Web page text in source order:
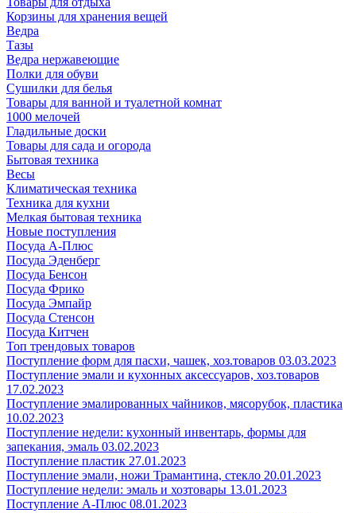
Корзины для хранения вещей
Ведра
Тазы
Ведра нержавеющие
Полки для обуви
Сушилки для белья
Товары для ванной и туалетной комнат
1000 мелочей
Гладильные доски
Товары для сада и огорода
Бытовая техника
Весы
Климатическая техника
Техника для кухни
Мелкая бытовая техника
Новые поступления
Посуда А-Плюс
Посуда Эденберг
Посуда Бенсон
Посуда Фрико
Посуда Эмпайр
Посуда Стенсон
Посуда Китчен
Топ трендовых товаров
Поступление форм для пасхи, чашек, хоз.товаров 03.03.2023
Поступление эмали и кухонных аксессуаров, хоз.товаров
17.02.2023
Поступление эмалированных чайников, мясорубок, пластика
10.02.2023
Поступление недели: кухонный инвентарь, формы для
запекания, эмаль 03.02.2023
Поступление пластик 27.01.2023
Поступление эмали, ножи Трамантина, стекло 20.01.2023
Поступление недели: эмаль и хозтовары 13.01.2023
Поступление А-Плюс 08.01.2023